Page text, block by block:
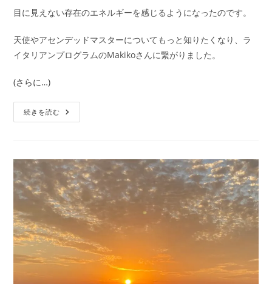
目に見えない存在のエネルギーを感じるようになったのです。
天使やアセンデッドマスターについてもっと知りたくなり、ラ
イタリアンプログラムのMakikoさんに繋がりました。
(さらに…)
続きを読む 自
分
ロ
ド
ロ」
を
最
高
級
の
肥
料
に
変
え